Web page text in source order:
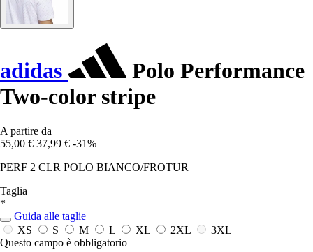
adidas
Polo Performance
Two-color stripe
A partire da
55,00 € 37,99 € -31%
PERF 2 CLR POLO BIANCO/FROTUR
Taglia
*
Guida alle taglie
XS
S M L XL 2XL
3XL
Questo campo è obbligatorio